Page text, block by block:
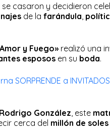
se casaron y decidieron
de la farándula
y Fuego» realizó una
esposos en su boda.
SORPRENDE a
González , este
cerca del millón de soles